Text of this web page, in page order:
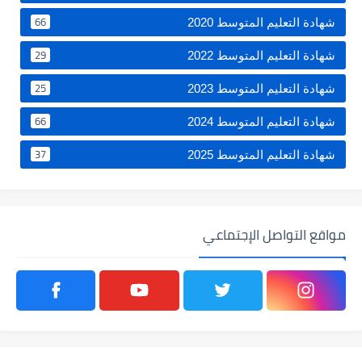
شهادة التعليم المتوسط 2020 66
شهادة التعليم المتوسط 2022 29
شهادة التعليم المتوسط 2023 25
شهادة التعليم المتوسط 2024 66
شهادة التعليم المتوسط 2025 37
مواقع التواصل الإجتماعي